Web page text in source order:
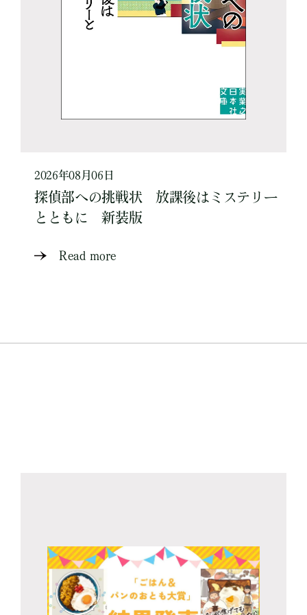
2026年08月06日
探偵部への挑戦状 放課後はミステリー
とともに 新装版
Read more